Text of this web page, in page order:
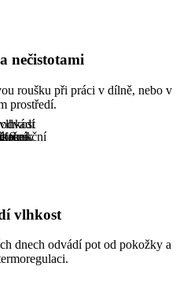
nečistotami
roušku při práci v dílně, nebo v
prostředí.
vlhkost
dnech odvádí pot od pokožky a